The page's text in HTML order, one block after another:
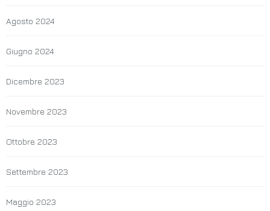
Agosto 2024
Giugno 2024
Dicembre 2023
Novembre 2023
Ottobre 2023
Settembre 2023
Maggio 2023